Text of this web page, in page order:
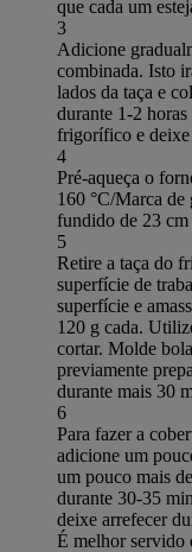
que cada um
3
Adicione
combinada. Isto
lados da taça e
durante 1-2
frigorífico e deixe
4
Pré-aqueça o
160 °C/Marca
fundido de 23 cm
5
Retire a taça do
superfície de
superfície e
120 g cada.
cortar. Molde
previamente
durante mais 30
6
Para fazer a
adicione um
um pouco mais
durante 30-35
deixe arrefecer
É melhor servido